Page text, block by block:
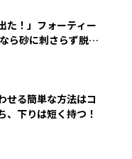
た！」フォーティー
ら砂に刺さらず脱出
せる簡単な方法はコ
下りは短く持つ！